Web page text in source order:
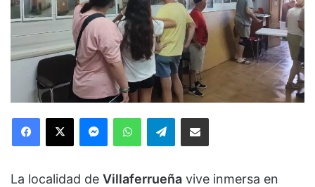
Facebook
X MessengerWhatsAppTelegramCompartir via Email
La localidad de Villaferrueña vive inmersa en